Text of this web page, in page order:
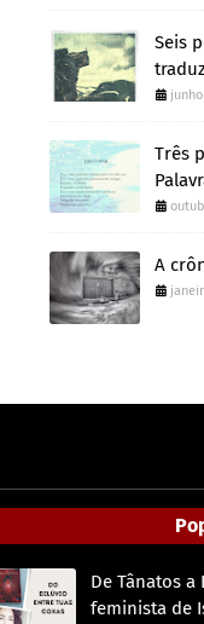
Seis
junho
Três
A
De Tânatos
feminista de